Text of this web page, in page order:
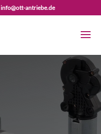
info@ott-antriebe.de